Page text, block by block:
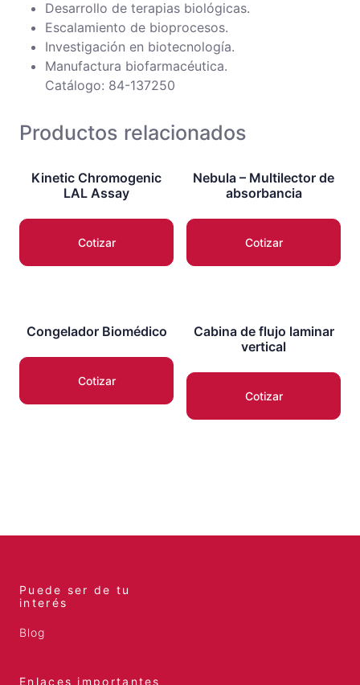
Desarrollo de terapias biológicas.
Escalamiento de bioprocesos.
Investigación en biotecnología.
Manufactura biofarmacéutica.
Catálogo: 84-137250
Productos relacionados
Kinetic Chromogenic
LAL Assay
Cotizar
Nebula – Multilector de
absorbancia
Cotizar
Congelador Biomédico
Cotizar
Cabina de flujo laminar
vertical
Cotizar
Puede ser de tu
interés
Blog
Enlaces importantes